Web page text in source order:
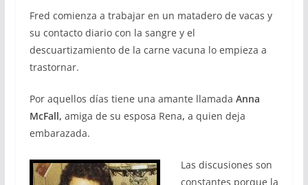
Fred comienza a trabajar en un matadero de vacas y
su contacto diario con la sangre y el
descuartizamiento de la carne vacuna lo empieza a
trastornar.
Por aquellos días tiene una amante llamada Anna
McFall, amiga de su esposa Rena, a quien deja
embarazada.
Las discusiones son
constantes porque la